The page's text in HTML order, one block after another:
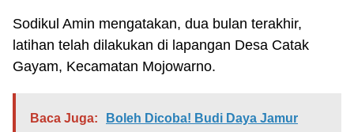
Sodikul Amin mengatakan, dua bulan terakhir,
latihan telah dilakukan di lapangan Desa Catak
Gayam, Kecamatan Mojowarno.
Baca Juga:
Boleh Dicoba! Budi Daya Jamur